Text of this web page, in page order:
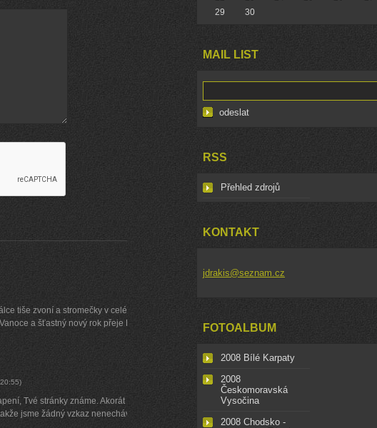
tiše zvoní a stromečky v celé
a šťastný nový rok přeje Didi
20:55)
Tvé stránky známe. Akorát tam
jsme žádný vzkaz nenechávali.
29
30
MAIL LIST
RSS
Přehled zdrojů
KONTAKT
jdrakis@seznam.cz
FOTOALBUM
2008 Bílé Karpaty
2008
Českomoravská
Vysočina
2008 Chodsko -